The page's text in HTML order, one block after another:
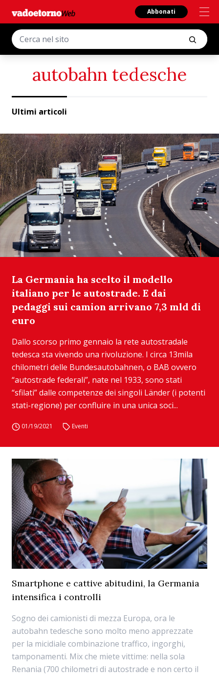
Abbonati
autobahn tedesche
Ultimi articoli
La Germania ha scelto il modello
italiano per le autostrade. E dai
pedaggi sui camion arrivano 7,3 mld di
euro
Dallo scorso primo gennaio la rete autostradale
tedesca sta vivendo una rivoluzione. I circa 13mila
chilometri delle Bundesautobahnen, o BAB ovvero
“autostrade federali”, nate nel 1933, sono stati
“sfilati” dalle competenze dei singoli Länder (i potenti
stati-regione) per confluire in una unica soci...
01/19/2021 Eventi
Smartphone e cattive abitudini, la Germania
intensifica i controlli
Sogno dei camionisti di mezza Europa, ora le
autobahn tedesche sono molto meno apprezzate
per la micidiale combinazione traffico, ingorghi,
tamponamenti. Mix che miete vittime: nella sola
Renania (700 chilometri di autostrade e non certo il